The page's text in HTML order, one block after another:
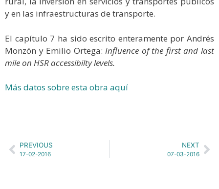
y en las infraestructuras de transporte.
El capítulo 7 ha sido escrito enteramente por Andrés
Monzón y Emilio Ortega:Influence of the first and last
mile on HSR accessibilty levels.
Más datos sobre esta obra aquí
PREVIOUS
17-02-2016
NEXT
07-03-2016